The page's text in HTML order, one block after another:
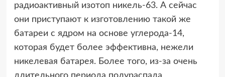
радиоактивный изотоп никель-63. А сейчас
они приступают к изготовлению такой же
батареи с ядром на основе углерода-14,
которая будет более эффективна, нежели
никелевая батарея. Более того, из-за очень